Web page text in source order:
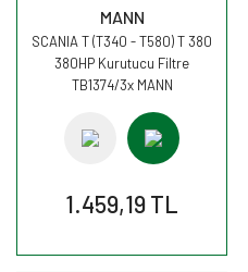
MANN
SCANIA T (T340 - T580) T 380
380HP Kurutucu Filtre
TB1374/3x MANN
1.459,19 TL